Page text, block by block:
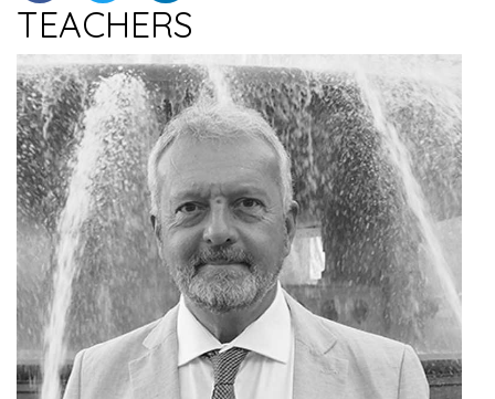
TEACHERS